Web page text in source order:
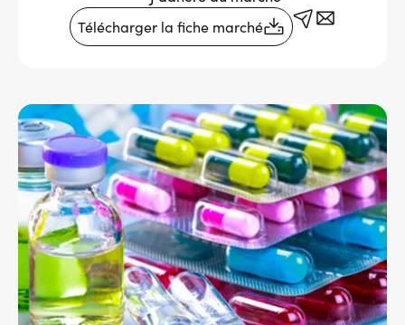
Marchés
Services adhérents
Top
Fournisseurs
Recrutement
Espace presse
Télécharger la fiche marché